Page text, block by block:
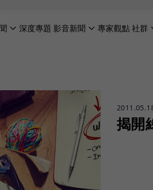
深度專題 影音新聞 專家觀點社群
揭開